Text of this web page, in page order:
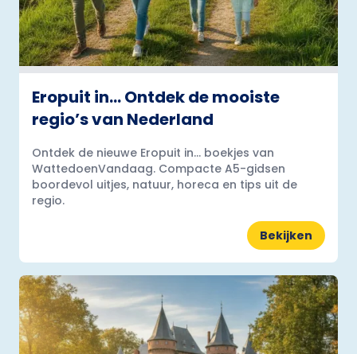
Eropuit in… Ontdek de mooiste
regio’s van Nederland
Ontdek de nieuwe Eropuit in... boekjes van
WattedoenVandaag. Compacte A5-gidsen
boordevol uitjes, natuur, horeca en tips uit de
regio.
Bekijken